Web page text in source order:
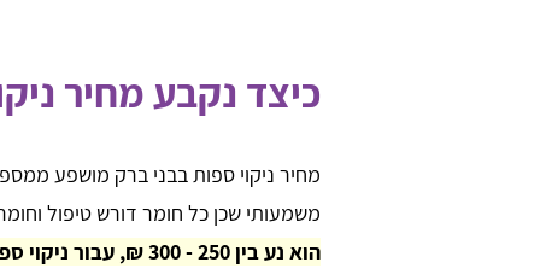
כיצד נקבע מחיר
מחיר ניקוי ספות בבני ברק מושפע
משמעותי שכן כל חומר דורש טיפול וחומרי
הוא נע בין 250 - 300 ₪, עבור ניקוי ספה זוגית (2 מושבים).